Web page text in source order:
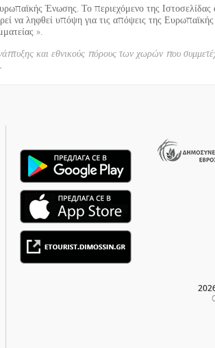
Ένωσης. Το περιεχόμενο της Ιστοσελίδας
να ληφθεί υπόψη για τις απόψεις της
».
και εθνικούς πόρους των χωρών που